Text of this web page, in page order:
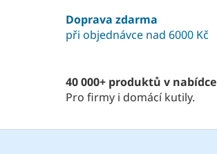
k
y
p
i
s
Doprava zdarma
při objednávce nad 6000 Kč
40 000+ produktů v nabídce
Pro firmy i domácí kutily.